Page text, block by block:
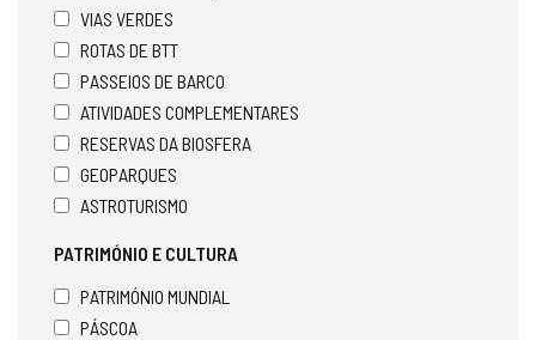
VIAS VERDES
ROTAS DE BTT
PASSEIOS DE BARCO
ATIVIDADES COMPLEMENTARES
RESERVAS DA BIOSFERA
GEOPARQUES
ASTROTURISMO
PATRIMÓNIO E CULTURA
PATRIMÓNIO MUNDIAL
PÁSCOA